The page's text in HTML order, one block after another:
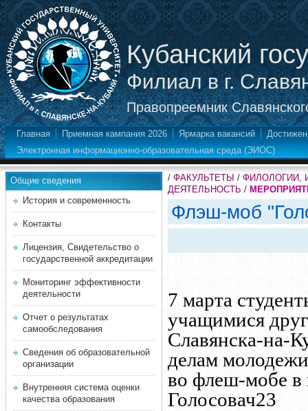
Кубанский
Филиал в г.
Правопреемник
Главная Приемная кампания 2026 Ярмарка вакансий
Электронная информационно-образовательная среда (ЭИОС)
Общие сведения
История и современность
Контакты
Лицензия, Свидетельство о
государственной аккредитации
Мониторинг эффективности
деятельности
Отчет о результатах
самообследования
Сведения об образовательной
организации
Внутренняя система оценки
качества образования
/ ФАКУЛЬТЕТЫ / ФИЛОЛОГИИ,
ДЕЯТЕЛЬНОСТЬ /
Флэш-моб
7 марта
учащимися
Славянска-на-
делам
во флеш-мобе в
Голосовач23